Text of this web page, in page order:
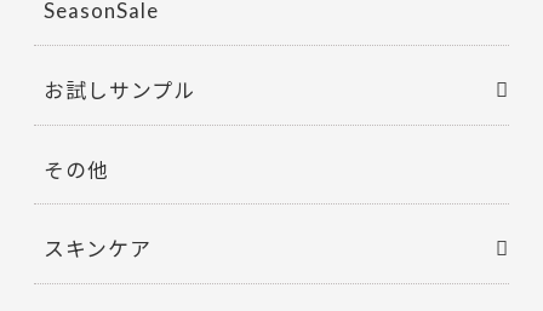
k
SeasonSale
お試しサンプル
その他
スキンケア